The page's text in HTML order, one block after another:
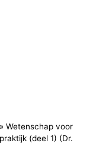
» Wetenschap voor
(deel 1) (Dr.